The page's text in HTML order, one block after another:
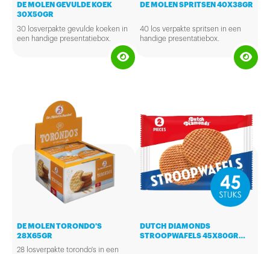
DE MOLEN GEVULDE KOEK
30X50GR
30 losverpakte gevulde koeken in
een handige presentatiebox.
DE MOLEN SPRITSEN 40X38GR
40 los verpakte spritsen in een
handige presentatiebox.
DE MOLEN TORONDO'S
28X65GR
28 losverpakte torondo's in een
DUTCH DIAMONDS
STROOPWAFELS 45X80GR